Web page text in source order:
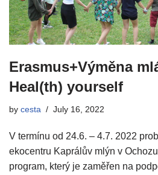
Erasmus+Výměna
Heal(th) yourself
by cesta July 16, 2022
V termínu od 24.6. – 4.7. 2022
ekocentru Kaprálův mlýn v
program, který je zaměřen na